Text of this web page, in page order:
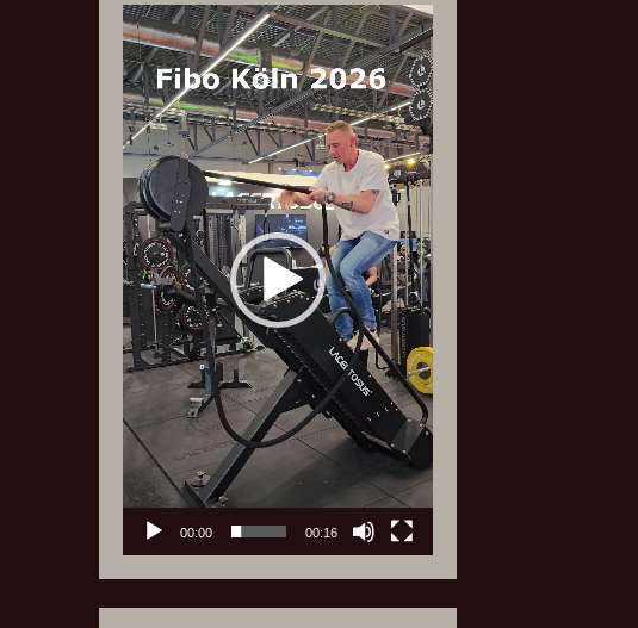
Video-
Player
00:00 00:16